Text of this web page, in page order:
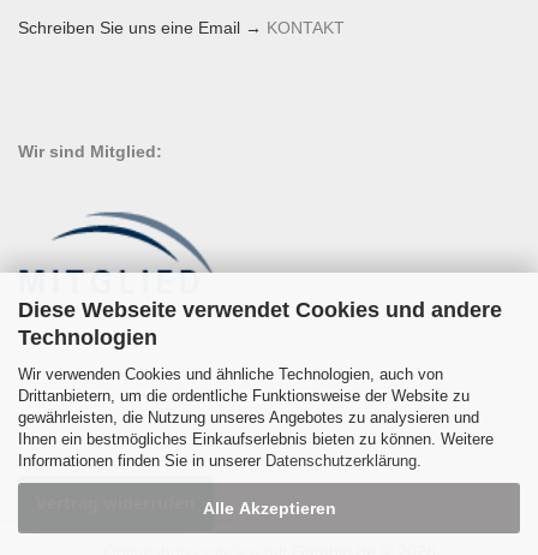
Diese Webseite verwendet Cookies und andere
Technologien
Wir verwenden Cookies und ähnliche Technologien, auch von
Drittanbietern, um die ordentliche Funktionsweise der Website zu
gewährleisten, die Nutzung unseres Angebotes zu analysieren und
Ihnen ein bestmögliches Einkaufserlebnis bieten zu können. Weitere
Informationen finden Sie in unserer Datenschutzerklärung.
Alle Akzeptieren
Schreiben Sie uns eine Email → KONTAKT
Wir sind Mitglied: